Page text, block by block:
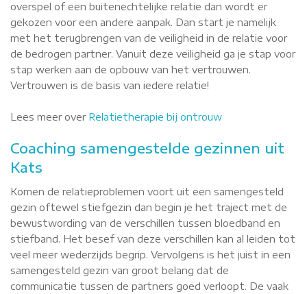
overspel of een buitenechtelijke relatie dan wordt er
gekozen voor een andere aanpak. Dan start je namelijk
met het terugbrengen van de veiligheid in de relatie voor
de bedrogen partner. Vanuit deze veiligheid ga je stap voor
stap werken aan de opbouw van het vertrouwen.
Vertrouwen is de basis van iedere relatie!
Lees meer over Relatietherapie bij ontrouw
Coaching samengestelde gezinnen uit
Kats
Komen de relatieproblemen voort uit een samengesteld
gezin oftewel stiefgezin dan begin je het traject met de
bewustwording van de verschillen tussen bloedband en
stiefband. Het besef van deze verschillen kan al leiden tot
veel meer wederzijds begrip. Vervolgens is het juist in een
samengesteld gezin van groot belang dat de
communicatie tussen de partners goed verloopt. De vaak